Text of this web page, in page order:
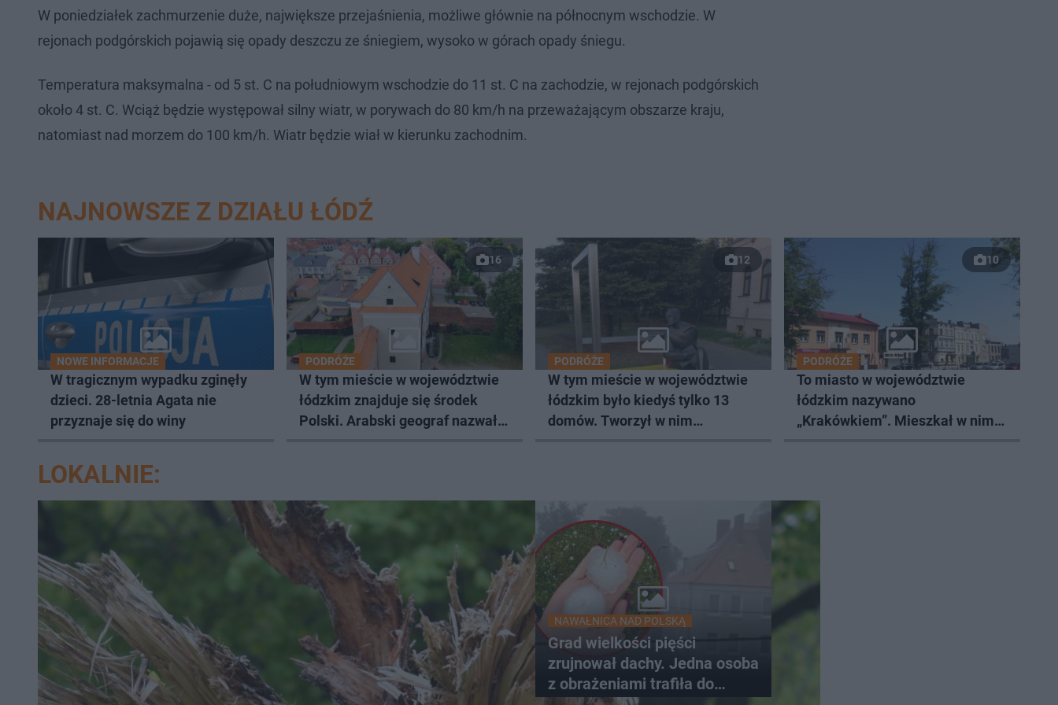
W poniedziałek zachmurzenie duże, największe przejaśnienia, możliwe głównie na północnym wschodzie. W
rejonach podgórskich pojawią się opady deszczu ze śniegiem, wysoko w górach opady śniegu.
Temperatura maksymalna - od 5 st. C na południowym wschodzie do 11 st. C na zachodzie, w rejonach podgórskich
około 4 st. C. Wciąż będzie występował silny wiatr, w porywach do 80 km/h na przeważającym obszarze kraju,
natomiast nad morzem do 100 km/h. Wiatr będzie wiał w kierunku zachodnim.
NAJNOWSZE Z DZIAŁU ŁÓDŹ
NOWE INFORMACJE
W tragicznym wypadku zginęły
dzieci. 28-letnia Agata nie
przyznaje się do winy
16
PODRÓŻE
W tym mieście w województwie
łódzkim znajduje się środek
Polski. Arabski geograf nazwał
12
PODRÓŻE
W tym mieście w województwie
łódzkim było kiedyś tylko 13
domów. Tworzył w nim
10
PODRÓŻE
To miasto w województwie
łódzkim nazywano
„Krakówkiem”. Mieszkał w nim
LOKALNIE:
NAWAŁNICA NAD POLSKĄ
Grad wielkości pięści
zrujnował dachy. Jedna osoba
z obrażeniami trafiła do